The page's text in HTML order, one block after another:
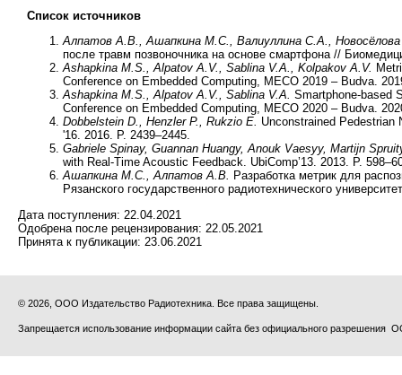
Список источников
Алпатов А.В., Ашапкина М.С., Валиуллина С.А.,
после травм позвоночника на основе смартфона //
Ashapkina M.S., Alpatov A.V., Sablina V.A., Kolpakov A.V.
Conference on Embedded Computing, MECO 2019 – Budva.
Ashapkina M.S., Alpatov A.V., Sablina V.A. Smartphone-based
Conference on Embedded Computing, MECO 2020 – Budva.
Dobbelstein D., Henzler P., Rukzio E. Unconstrained Pedestrian
'16. 2016. P. 2439–2445.
Gabriele Spinay, Guannan Huangy, Anouk Vaesyy, Martijn
with Real-Time Acoustic Feedback. UbiComp’13. 2013. P.
Ашапкина М.С., Алпатов А.В. Разработка метрик для
Рязанского государственного радиотехнического
Дата поступления: 22.04.2021
Одобрена после рецензирования: 22.05.2021
Принята к публикации: 23.06.2021
© 2026, ООО Издательство Радиотехника. Все права защищены.
Запрещается использование информации сайта без официального разрешения